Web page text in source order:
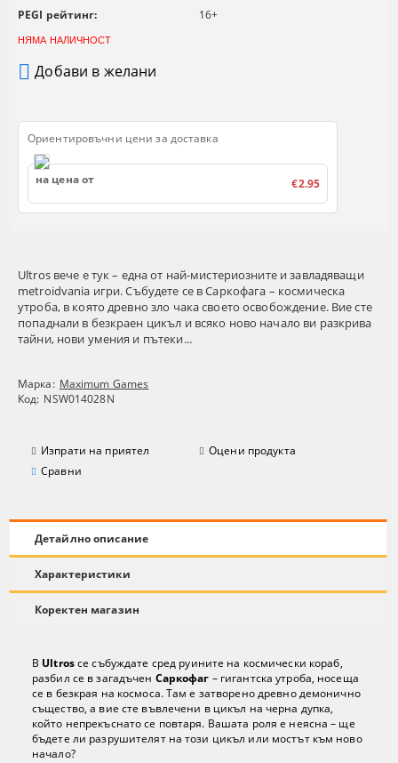
Ultros вече е тук – една от най-мистериозните и завладяващи
metroidvania игри. Събудете се в Саркофага – космическа
утроба, в която древно зло чака своето освобождение. Вие сте
попаднали в безкраен цикъл и всяко ново начало ви разкрива
тайни, нови умения и пътеки...
Марка: Maximum Games
Код: NSW014028N
Изпрати на приятел
Оцени продукта
Сравни
PEGI рейтинг:
16+
НЯМА НАЛИЧНОСТ
Добави в желани
Ориентировъчни цени за доставка
на цена от €2.95
Детайлно описание
Характеристики
Коректен магазин
В Ultrosсе събуждате сред руините на космически кораб,
разбил се в загадъчен Саркофаг – гигантска утроба, носеща
се в безкрая на космоса. Там е затворено древно демонично
същество, а вие сте въвлечени в цикъл на черна дупка,
който непрекъснато се повтаря. Вашата роля е неясна – ще
бъдете ли разрушителят на този цикъл или мостът към ново
начало?